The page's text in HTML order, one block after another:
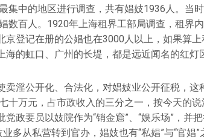
集中的地区进行调查，共有娼妓1936人。当
数百人。1920年上海租界工部局调查，租界
京登记在册的公娼也在3000人以上，如果算
的虹口、广州的长堤，都是远近闻名的红灯
淫公开化、合法化，对娼妓业公开征税，这种
十万元，占市政收入的三分之一，按今天的
政要员以妓院作为“销金窟”、“娱乐场”，并
多从私营转到官办，娼妓也有“私娼”与“官娼